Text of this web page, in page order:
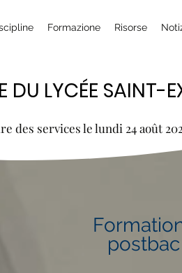
Formazione Risorse
DU LYCÉE SAINT-
DU LYCÉE SAINT-
des services le lundi 24 août
postbac